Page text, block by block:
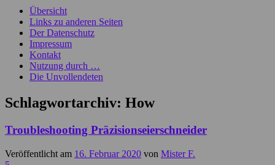
Übersicht
Links zu anderen Seiten
Der Datenschutz
Impressum
Kontakt
Nutzung durch …
Die Unvollendeten
Schlagwortarchiv: How
Troubleshooting Präzisionseierschneider
Veröffentlicht am 16. Februar 2020 von Mister F.